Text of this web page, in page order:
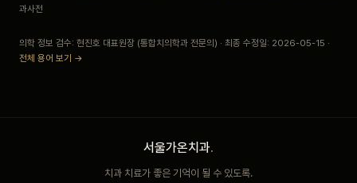
과사전
의학 정보 검수: 현진호 대표원장 (통합치의학과 전문의) · 최종 수정일: 2026-05-15 ·
전체 용어 보기 →
서울가온치과.
치과 치료가 좋은 기억이 될 수 있도록.